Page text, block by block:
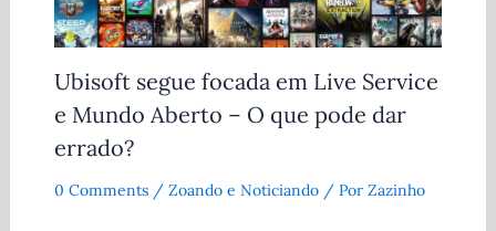
Ubisoft segue focada em Live Service
e Mundo Aberto – O que pode dar
errado?
0 Comments / Zoando e Noticiando/ Por Zazinho